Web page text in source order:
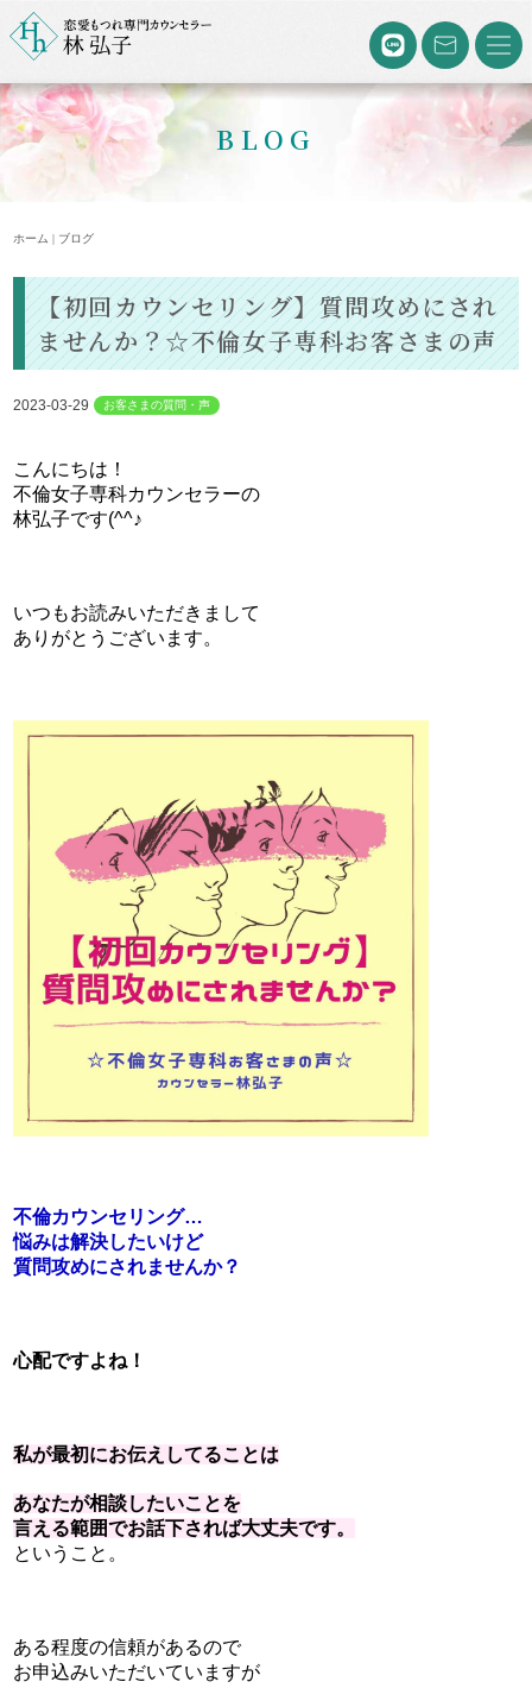
BLOG
ホーム | ブログ
【初回カウンセリング】質問攻めにされ
ませんか？☆不倫女子専科お客さまの声
2023-03-29 お客さまの質問・声
こんにちは！
不倫女子専科カウンセラーの
林弘子です(^^♪
いつもお読みいただきまして
ありがとうございます。
不倫カウンセリング…
悩みは解決したいけど
質問攻めにされませんか？
心配ですよね！
私が最初にお伝えしてることは
あなたが相談したいことを
言える範囲でお話下されば大丈夫です。
ということ。
ある程度の信頼があるので
お申込みいただいていますが